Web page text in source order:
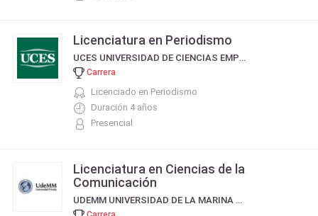
Licenciatura en Periodismo
UCES UNIVERSIDAD DE CIENCIAS EMPRESARIALES Y SOCIALES
Carrera
Licenciado en Periodismo
Duración 4 años
Presencial
Licenciatura en Ciencias de la
Comunicación
UDEMM UNIVERSIDAD DE LA MARINA MERCANTE